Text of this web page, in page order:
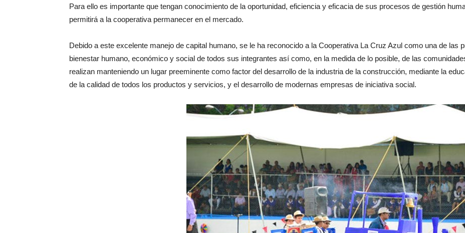
Para ello es importante que tengan conocimiento de la oportunidad, eficiencia y eficacia de sus procesos de gestión
permitirá a la cooperativa permanecer en el mercado.
Debido a este excelente manejo de capital humano, se le ha reconocido a la Cooperativa La Cruz Azul como una de las
bienestar humano, económico y social de todos sus integrantes así como, en la medida de lo posible, de las
realizan manteniendo un lugar preeminente como factor del desarrollo de la industria de la construcción, mediante la
de la calidad de todos los productos y servicios, y el desarrollo de modernas empresas de iniciativa social.